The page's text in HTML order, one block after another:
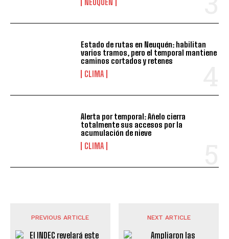
Estado de rutas en Neuquén: habilitan
varios tramos, pero el temporal mantiene
caminos cortados y retenes
CLIMA
Alerta por temporal: Añelo cierra
totalmente sus accesos por la
acumulación de nieve
CLIMA
PREVIOUS ARTICLE NEXT ARTICLE